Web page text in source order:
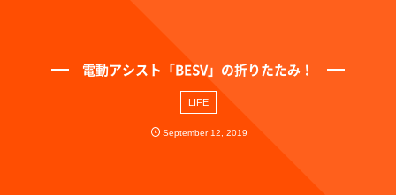
電動アシスト「BESV」の折りたたみ！
LIFE
September 12 ,2019